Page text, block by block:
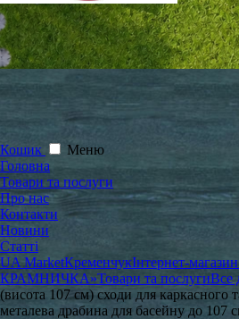
Кошик
Меню
Головна
Товари та послуги
Про нас
Контакти
Новини
Статті
UA MarketКременчукІнтернет-
КРАМНИЧКА»Товари та послугиВсе
(висота 107 см) сходи для каркасного
металева драбина для басейну до 107